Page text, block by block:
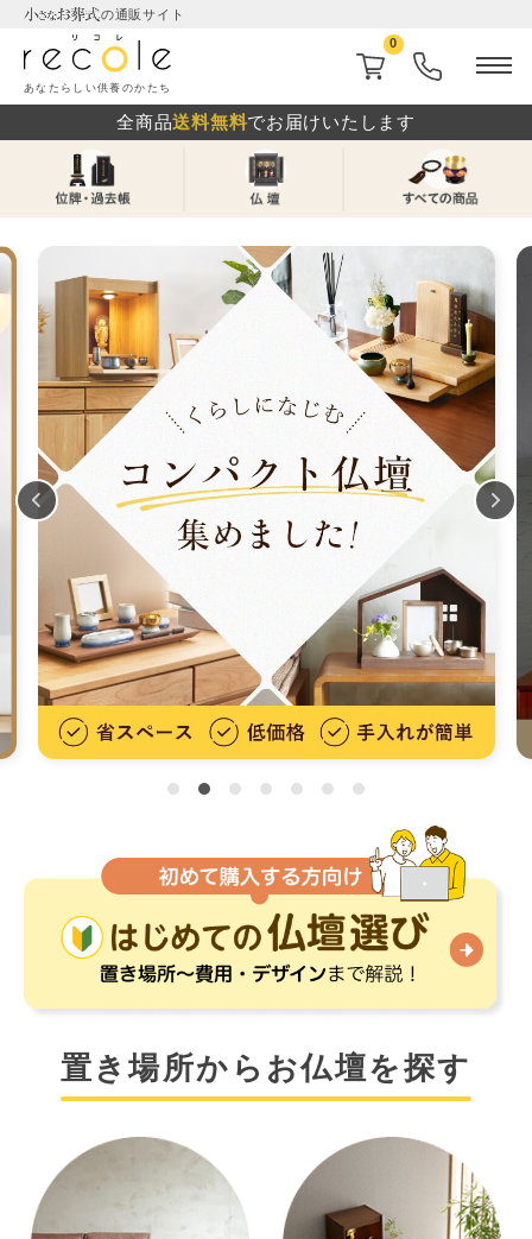
の通販サイト
あなたらしい供養のかたち
0
全商品送料無料でお届けいたします
置き場所からお仏壇を探す